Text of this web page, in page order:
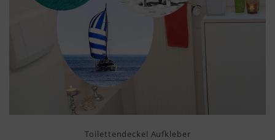
Toilettendeckel Aufkleber